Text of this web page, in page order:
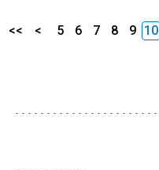
<< < 5 6 7 8 9 10